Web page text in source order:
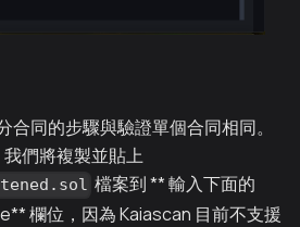
合同的步驟與驗證單個合同相同。
們將複製並貼上
檔案到 ** 輸入下面的
欄位，因為 Kaiascan 目前不支援